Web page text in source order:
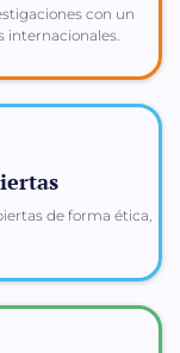
con un
internacionales.
de forma ética,